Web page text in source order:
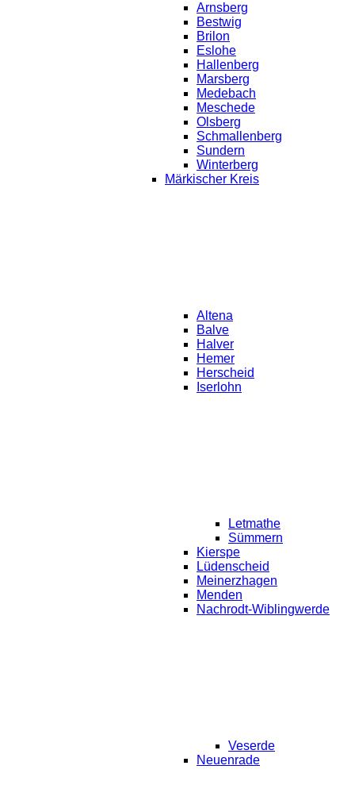
Arnsberg
Bestwig
Brilon
Eslohe
Hallenberg
Marsberg
Medebach
Meschede
Olsberg
Schmallenberg
Sundern
Winterberg
Märkischer Kreis
Altena
Balve
Halver
Hemer
Herscheid
Iserlohn
Letmathe
Sümmern
Kierspe
Lüdenscheid
Meinerzhagen
Menden
Nachrodt-Wiblingwerde
Veserde
Neuenrade